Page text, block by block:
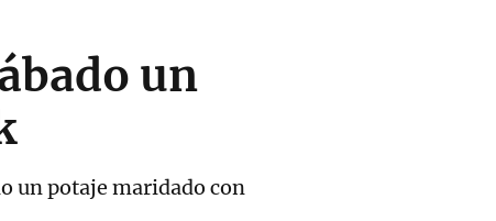
un
un potaje maridado con